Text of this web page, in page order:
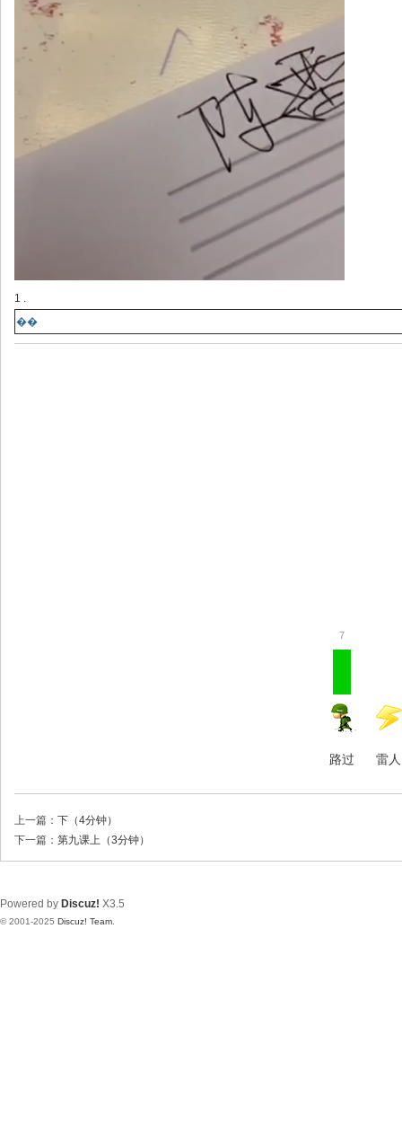
1 .
��
7
路过 雷人
上一篇： 下（4分钟）
下一篇： 第九课上（3分钟）
Powered by Discuz! X3.5
© 2001-2025 Discuz! Team